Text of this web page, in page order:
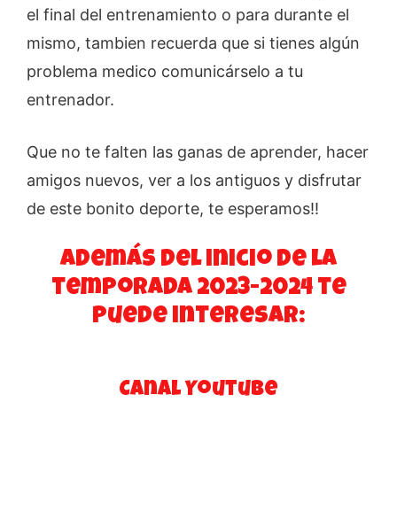
el final del entrenamiento o para durante el
mismo, tambien recuerda que si tienes algún
problema medico comunicárselo a tu
entrenador.
Que no te falten las ganas de aprender, hacer
amigos nuevos, ver a los antiguos y disfrutar
de este bonito deporte, te esperamos!!
Además del inicio de la
temporada 2023-2024 te
puede interesar:
Canal Youtube